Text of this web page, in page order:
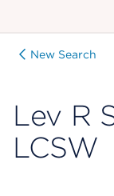
New Search
Lev R
LCSW